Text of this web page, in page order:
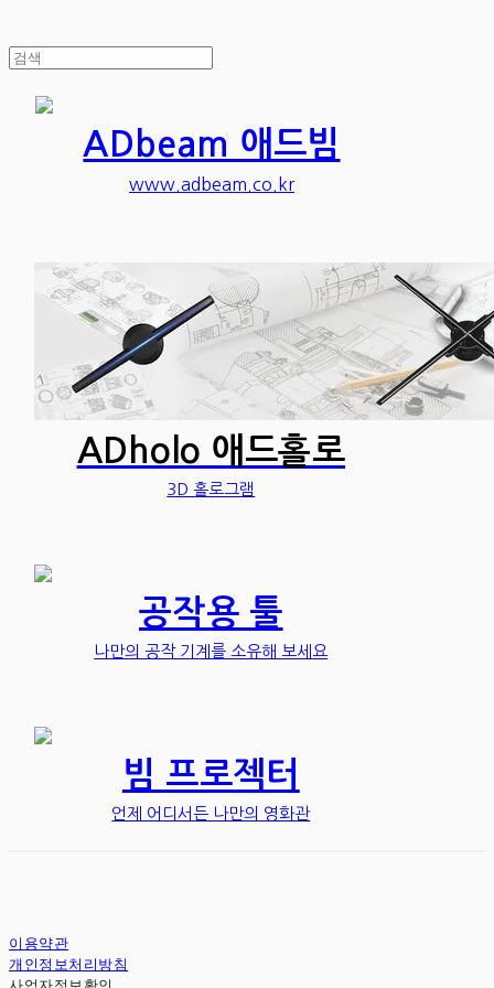
ADbeam 애드빔
www.adbeam.co.kr
ADholo 애드홀로
3D 홀로그램
공작용 툴
나만의 공작 기계를 소유해 보세요
빔 프로젝터
언제 어디서든 나만의 영화관
이용약관
개인정보처리방침